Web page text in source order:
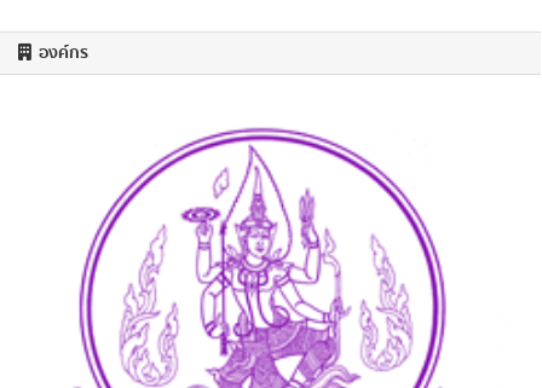
องค์กร